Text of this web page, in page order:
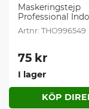
st/frp)
Maskeringstejp
Professional
THO996549
75 kr
I lager